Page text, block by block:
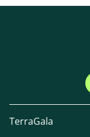
TerraGala